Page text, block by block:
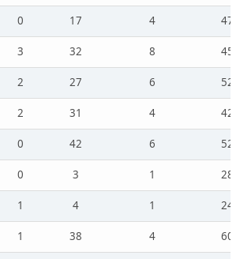
0 17 4
47
3 32 8
45
2 27 6
52
2 31 4
42
0 42 6
52
0 3 1
28
1 4 1
24
1 38 4
60